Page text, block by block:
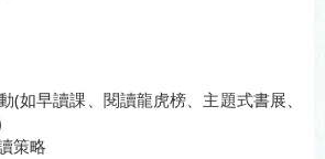
(如早讀課、閱讀龍虎榜、主題式書展、
策略